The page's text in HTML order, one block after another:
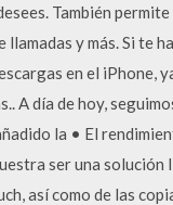
También
llamadas y más. Si te
en el iPhone,
A día de hoy,
la • El
ser una
así como de las